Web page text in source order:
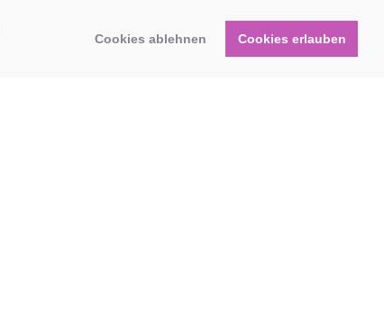
Cookies ablehnen Cookies erlauben